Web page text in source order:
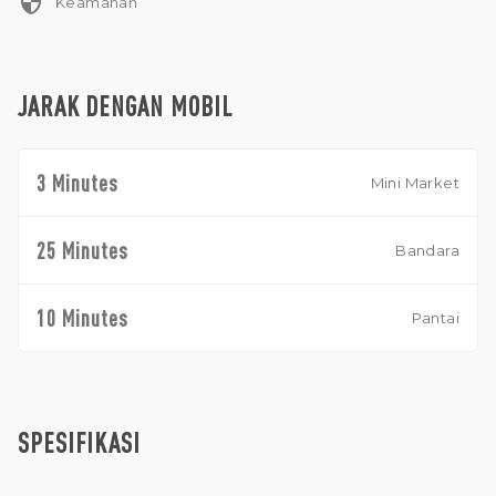
dan Eat Street yang hanya beberapa menit jauhnya.
JARAK DENGAN MOBIL
3 Minutes Mini Market
25 Minutes Bandara
10 Minutes Pantai
SPESIFIKASI